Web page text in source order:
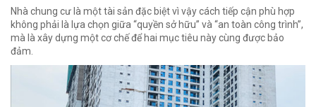
Nhà chung cư là một tài sản đặc biệt vì vậy cách tiếp cận phù hợp
không phải là lựa chọn giữa “quyền sở hữu” và “an toàn công trình”,
mà là xây dựng một cơ chế để hai mục tiêu này cùng được bảo
đảm.